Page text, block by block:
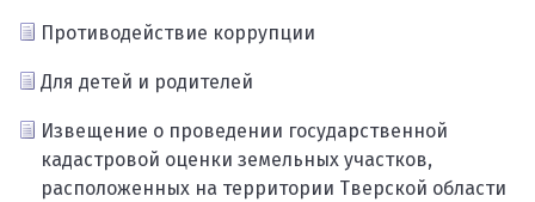
Противодействие коррупции
Для детей и родителей
Извещение о проведении государственной
кадастровой оценки земельных участков,
расположенных на территории Тверской области